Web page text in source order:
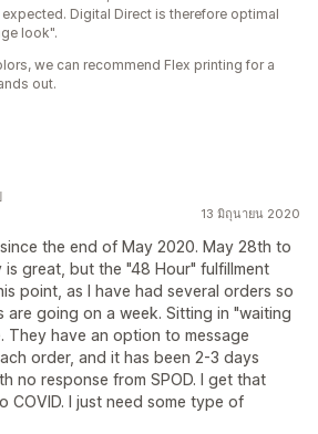
Digital Direct is therefore optimal
look".
we can recommend Flex printing for a
out.
13 มิถุนายน 2020
the end of May 2020. May 28th to
great, but the "48 Hour" fulfillment
point, as I have had several orders so
going on a week. Sitting in "waiting
They have an option to message
order, and it has been 2-3 days
no response from SPOD. I get that
COVID. I just need some type of